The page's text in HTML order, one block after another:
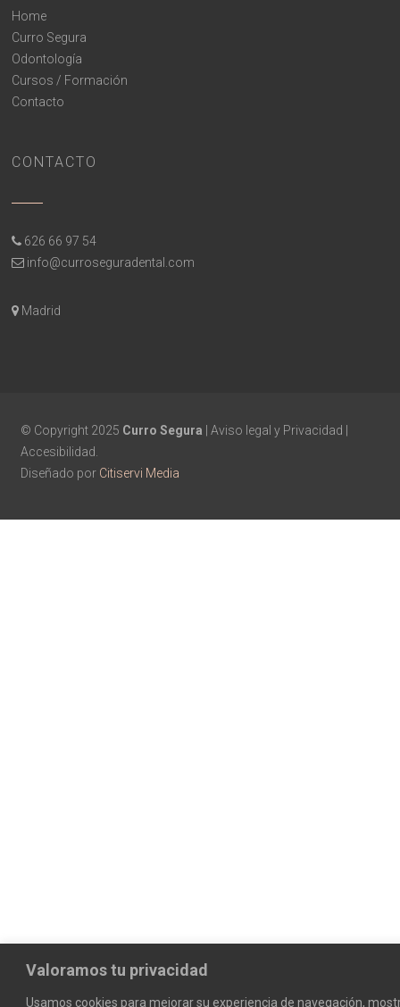
Valoramos tu privacidad
Usamos cookies para mejorar su experiencia de navegación,
Home
Curro Segura
Odontología
Cursos / Formación
Contacto
CONTACTO
626 66 97 54
info@curroseguradental.com
Madrid
© Copyright 2025 Curro Segura |Aviso legal y Privacidad |
Accesibilidad
Diseñado por Citiservi Media